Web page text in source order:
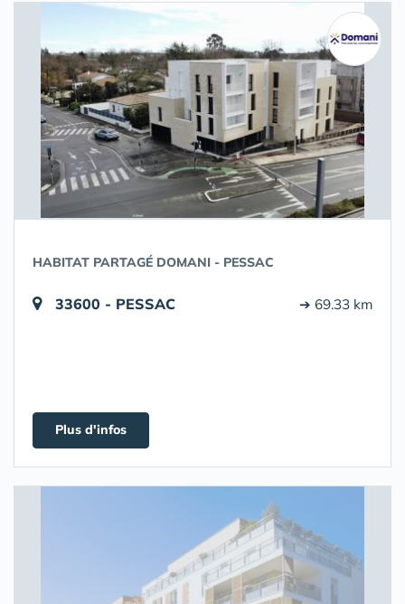
HABITAT PARTAGÉ DOMANI - PESSAC
33600 - PESSAC ➔ 69.33 km
Plus d'infos